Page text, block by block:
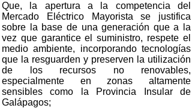
Que, la apertura a la competencia del
Mercado Eléctrico Mayorista se justifica
sobre la base de una generación que a la
vez que garantice el suministro, respete el
medio ambiente, incorporando tecnologías
que la resguarden y preserven la utilización
de los recursos no renovables,
especialmente en zonas altamente
sensibles como la Provincia Insular de
Galápagos;